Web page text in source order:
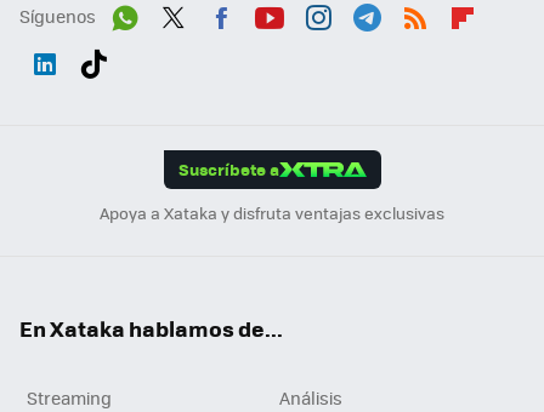
Síguenos
Suscríbete a
Apoya a Xataka y disfruta ventajas exclusivas
En Xataka hablamos de...
Streaming
Análisis